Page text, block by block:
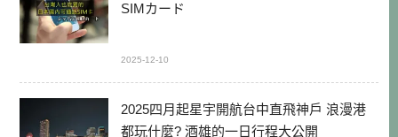
SIMカード
2025-12-10
2025四月起星宇開航台中直飛神戶 浪漫港
都玩什麼? 酒雄的一日行程大公開